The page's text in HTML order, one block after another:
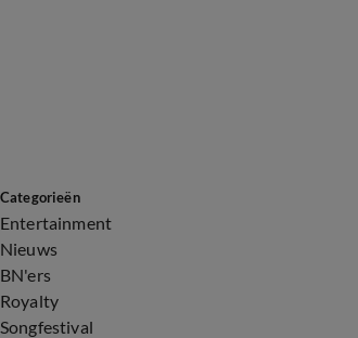
Categorieën
Entertainment
Nieuws
BN'ers
Royalty
Songfestival